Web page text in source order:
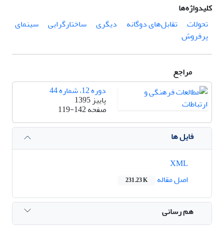
کلیدواژه‌ها
تحولات
تقابل‌های دوگانه دیگری ساختارگرایی
سینمای
پرفروش
مراجع
دوره 12، شماره 44
پاییز 1395
صفحه119-142
فایل ها
اصل مقاله
231.23 K
هم رسانی